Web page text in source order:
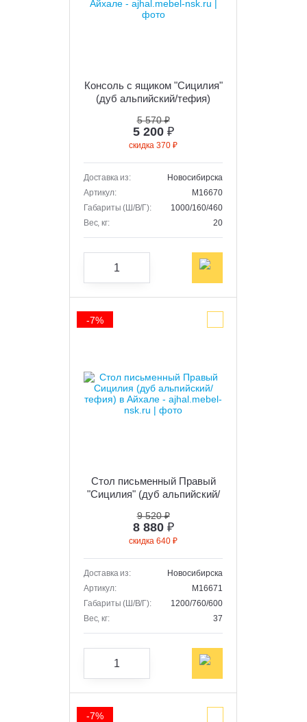
Консоль с ящиком "Сицилия"
(дуб альпийский/тефия)
5 570 ₽
5 200 ₽
скидка 370 ₽
Доставка из:
Новосибирска
Артикул:
M16670
Габариты (Ш/В/Г):
1000/160/460
Вес, кг:
20
Стол письменный Правый
"Сицилия" (дуб альпийский/
9 520 ₽
8 880 ₽
скидка 640 ₽
Доставка из:
Новосибирска
Артикул:
M16671
Габариты (Ш/В/Г):
1200/760/600
Вес, кг:
37
-7%
-7%